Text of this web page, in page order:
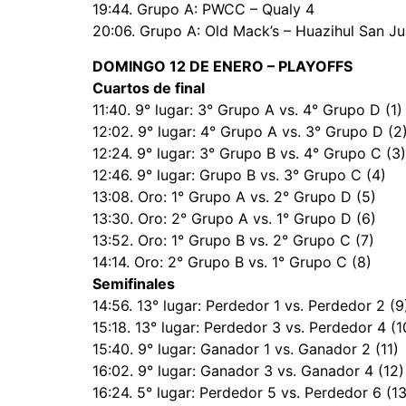
19:44. Grupo A: PWCC – Qualy 4
20:06. Grupo A: Old Mack’s – Huazihul San
DOMINGO 12 DE ENERO – PLAYOFFS
Cuartos de final
11:40. 9° lugar: 3° Grupo A vs. 4° Grupo D (1)
12:02. 9° lugar: 4° Grupo A vs. 3° Grupo D (2)
12:24. 9° lugar: 3° Grupo B vs. 4° Grupo C (3)
12:46. 9° lugar: Grupo B vs. 3° Grupo C (4)
13:08. Oro: 1° Grupo A vs. 2° Grupo D (5)
13:30. Oro: 2° Grupo A vs. 1° Grupo D (6)
13:52. Oro: 1° Grupo B vs. 2° Grupo C (7)
14:14. Oro: 2° Grupo B vs. 1° Grupo C (8)
Semifinales
14:56. 13° lugar: Perdedor 1 vs. Perdedor 2
15:18. 13° lugar: Perdedor 3 vs. Perdedor 4
15:40. 9° lugar: Ganador 1 vs. Ganador 2 (11)
16:02. 9° lugar: Ganador 3 vs. Ganador 4 (12)
16:24. 5° lugar: Perdedor 5 vs. Perdedor 6